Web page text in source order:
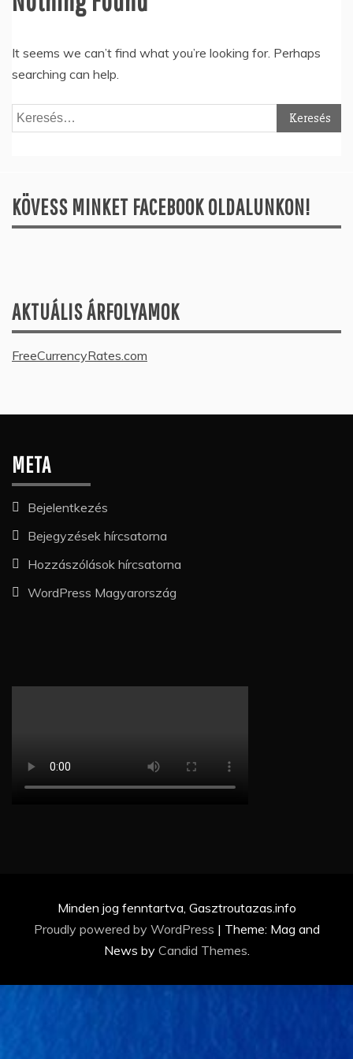
It seems we can’t find what you’re looking for. Perhaps
searching can help.
Keresés:
KÖVESS MINKET FACEBOOK OLDALUNKON!
AKTUÁLIS ÁRFOLYAMOK
FreeCurrencyRates.com
META
Bejelentkezés
Bejegyzések hírcsatorna
Hozzászólások hírcsatorna
WordPress Magyarország
Minden jog fenntartva, Gasztroutazas.info
Proudly powered by WordPress | Theme: Mag and
News by Candid Themes.